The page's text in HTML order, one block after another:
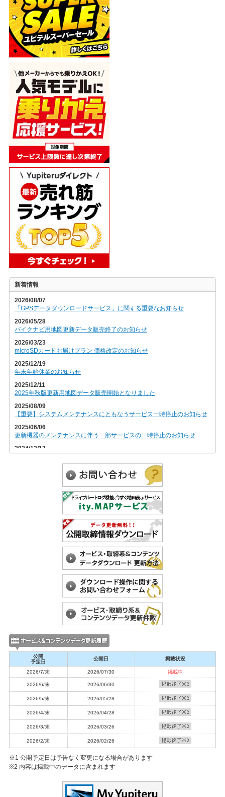
新着情報
2026/08/07
「GPSデータダウンロードサービス」に関する重要なお知らせ
2026/05/28
バイクナビ用地図更新データ販売終了のお知らせ
2026/03/23
microSDカードお届けプラン 価格改定のお知らせ
2025/12/19
年末年始休業のお知らせ
2025/12/11
2025年秋版更新用地図データ販売開始となりました
2025/08/09
【重要】システムメンテナンスにともなうサービス一時停止のお知らせ
2025/06/06
更新機器のメンテナンスに伴う一部サービスの一時停止のお知らせ
2024/12/12
【重要】システムメンテナンスにともなうサービス一時停止のお知らせ
【重要】送信元メールアドレス変更のお知らせ
夏季休暇のお知らせ
【重要】【6/6】メンテナンスにともなうサービス一時停止のお知らせ
2023年秋版更新用地図データ販売開始となりました
年末年始休業のお知らせ
【重要】メンテナンスにともなう決済制限のお知らせ
消費税算出方法変更のお知らせ
2023/08/29
【重要】メンテナンスにともなう決済制限のお知らせ
2023/07/11
夏季休業のお知らせ
2023/07/04
【重要】メンテナンスにともなう決済制限のお知らせ
2023/04/27
【重要】システムメンテナンスにともなうサービス一時停止のお知らせ
2023/04/13
ゴールデンウィーク休業のお知らせ
2023/04/04
2022/11/25
メンテナンスにともなうサービス一時停止のお知らせ
公開
予定日
公開日 掲載状況
2026/7/末 2026/07/30 掲載中
2026/6/末 2026/06/30
2026/5/末 2026/05/28
2026/4/末 2026/04/28
2026/3/末 2026/03/26
2026/2/末 2026/02/26
※1 公開予定日は予告なく変更になる場合があります
※2 内容は掲載中のデータに含まれます